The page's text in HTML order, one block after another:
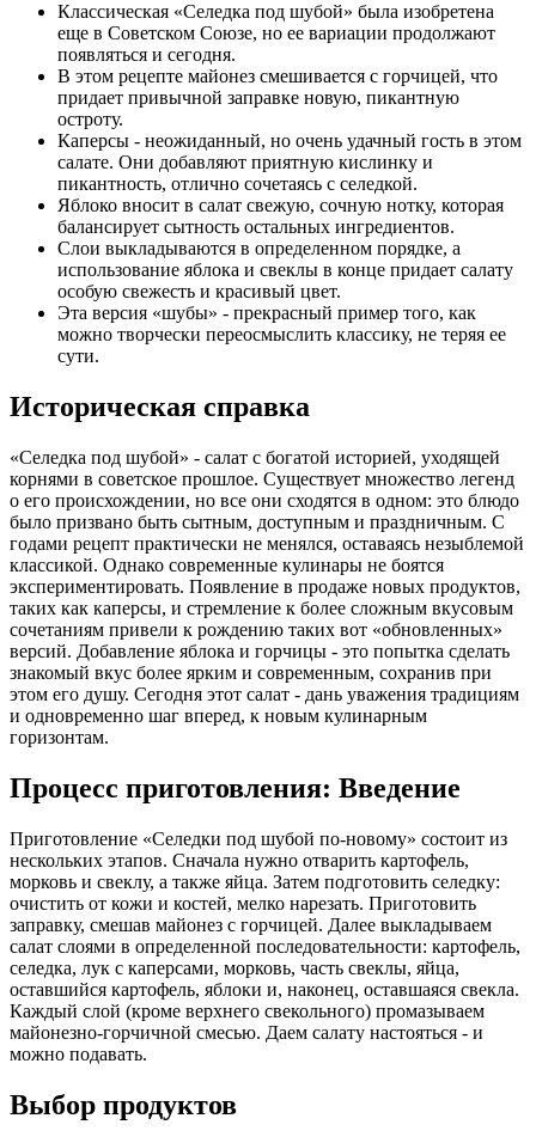
Классическая «Селедка под шубой» была изобретена
еще в Советском Союзе, но ее вариации продолжают
появляться и сегодня.
В этом рецепте майонез смешивается с горчицей, что
придает привычной заправке новую, пикантную
остроту.
Каперсы - неожиданный, но очень удачный гость в этом
салате. Они добавляют приятную кислинку и
пикантность, отлично сочетаясь с селедкой.
Яблоко вносит в салат свежую, сочную нотку, которая
балансирует сытность остальных ингредиентов.
Слои выкладываются в определенном порядке, а
использование яблока и свеклы в конце придает салату
особую свежесть и красивый цвет.
Эта версия «шубы» - прекрасный пример того, как
можно творчески переосмыслить классику, не теряя ее
сути.
Историческая справка
«Селедка под шубой» - салат с богатой историей, уходящей
корнями в советское прошлое. Существует множество легенд
о его происхождении, но все они сходятся в одном: это блюдо
было призвано быть сытным, доступным и праздничным. С
годами рецепт практически не менялся, оставаясь незыблемой
классикой. Однако современные кулинары не боятся
экспериментировать. Появление в продаже новых продуктов,
таких как каперсы, и стремление к более сложным вкусовым
сочетаниям привели к рождению таких вот «обновленных»
версий. Добавление яблока и горчицы - это попытка сделать
знакомый вкус более ярким и современным, сохранив при
этом его душу. Сегодня этот салат - дань уважения традициям
и одновременно шаг вперед, к новым кулинарным
горизонтам.
Процесс приготовления: Введение
Приготовление «Селедки под шубой по-новому» состоит из
нескольких этапов. Сначала нужно отварить картофель,
морковь и свеклу, а также яйца. Затем подготовить селедку:
очистить от кожи и костей, мелко нарезать. Приготовить
заправку, смешав майонез с горчицей. Далее выкладываем
салат слоями в определенной последовательности: картофель,
селедка, лук с каперсами, морковь, часть свеклы, яйца,
оставшийся картофель, яблоки и, наконец, оставшаяся свекла.
Каждый слой (кроме верхнего свекольного) промазываем
майонезно-горчичной смесью. Даем салату настояться - и
можно подавать.
Выбор продуктов